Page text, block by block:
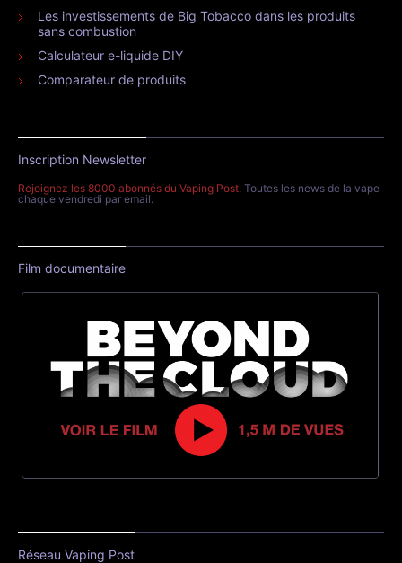
Les investissements de Big Tobacco dans les produits
sans combustion
Calculateur e-liquide DIY
Comparateur de produits
Inscription Newsletter
Rejoignez les 8000 abonnés du Vaping Post. Toutes les news de la vape
chaque vendredi par email.
Film documentaire
Réseau Vaping Post